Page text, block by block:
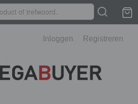
Inloggen Registreren